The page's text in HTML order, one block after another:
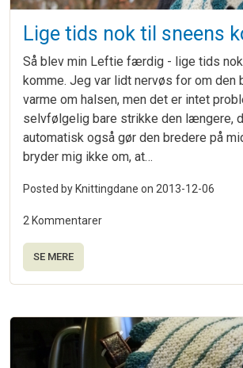
Lige tids nok til sneens
Så blev min Leftie færdig - lige tids
komme. Jeg var lidt nervøs for om den
varme om halsen, men det er intet
selvfølgelig bare strikke den længere,
automatisk også gør den bredere på
bryder mig ikke om, at…
Posted by Knittingdane on 2013-12-06
2 Kommentarer
SE MERE